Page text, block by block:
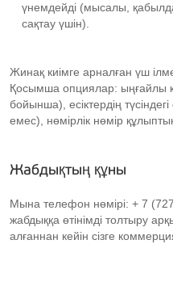
үнемдейді (мысалы,
сақтау үшін).
Жинақ киімге арналған үш
Қосымша опциялар: ыңғайлы
бойынша), есіктердің
емес), нөмірлік нөмір
Жабдықтың құны
Мына телефон нөмірі: + 7
жабдыққа өтінімді толтыру
алғаннан кейін сізге